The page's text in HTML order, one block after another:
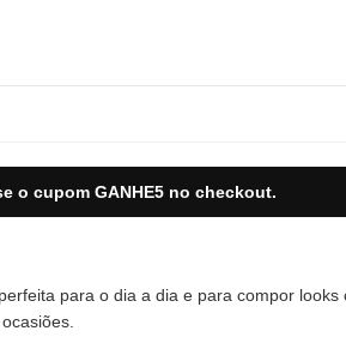
o cupom GANHE5 no checkout.
para o dia a dia e para compor